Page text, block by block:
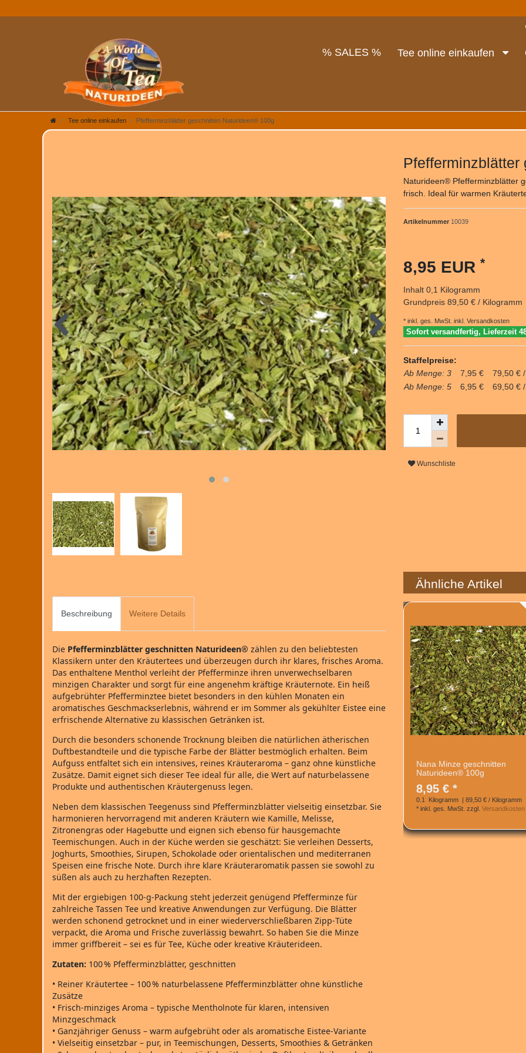
% SALES % Tee online einkaufen
Tee online einkaufen Pfefferminzblätter geschnitten Naturideen® 100g
Naturideen® Pfefferminzblätter
frisch. Ideal für warmen
Artikelnummer 10039
8,95 EUR *
Inhalt 0,1 Kilogramm
Grundpreis 89,50 € / Kilogramm
* inkl. ges. MwSt. inkl. Versandkosten
Sofort versandfertig, Lieferzeit
Staffelpreise:
Ab Menge: 3
7,95 €
79,50 €
Ab Menge: 5
6,95 € 69,50 €
Wunschliste
Beschreibung Weitere Details
Die Pfefferminzblätter geschnitten Naturideen® zählen zu den beliebtesten
Klassikern unter den Kräutertees und überzeugen durch ihr klares, frisches Aroma.
Das enthaltene Menthol verleiht der Pfefferminze ihren unverwechselbaren
minzigen Charakter und sorgt für eine angenehm kräftige Kräuternote. Ein heiß
aufgebrühter Pfefferminztee bietet besonders in den kühlen Monaten ein
aromatisches Geschmackserlebnis, während er im Sommer als gekühlter Eistee eine
erfrischende Alternative zu klassischen Getränken ist.
Durch die besonders schonende Trocknung bleiben die natürlichen ätherischen
Duftbestandteile und die typische Farbe der Blätter bestmöglich erhalten. Beim
Aufguss entfaltet sich ein intensives, reines Kräuteraroma – ganz ohne künstliche
Zusätze. Damit eignet sich dieser Tee ideal für alle, die Wert auf naturbelassene
Produkte und authentischen Kräutergenuss legen.
Neben dem klassischen Teegenuss sind Pfefferminzblätter vielseitig einsetzbar. Sie
harmonieren hervorragend mit anderen Kräutern wie Kamille, Melisse,
Zitronengras oder Hagebutte und eignen sich ebenso für hausgemachte
Teemischungen. Auch in der Küche werden sie geschätzt: Sie verleihen Desserts,
Joghurts, Smoothies, Sirupen, Schokolade oder orientalischen und mediterranen
Speisen eine frische Note. Durch ihre klare Kräuteraromatik passen sie sowohl zu
süßen als auch zu herzhaften Rezepten.
Mit der ergiebigen 100‑g‑Packung steht jederzeit genügend Pfefferminze für
zahlreiche Tassen Tee und kreative Anwendungen zur Verfügung. Die Blätter
werden schonend getrocknet und in einer wiederverschließbaren Zipp‑Tüte
verpackt, die Aroma und Frische zuverlässig bewahrt. So haben Sie die Minze
immer griffbereit – sei es für Tee, Küche oder kreative Kräuterideen.
Zutaten: 100 % Pfefferminzblätter, geschnitten
• Reiner Kräutertee – 100 % naturbelassene Pfefferminzblätter ohne künstliche
Zusätze
• Frisch‑minziges Aroma – typische Mentholnote für klaren, intensiven
Minzgeschmack
• Ganzjähriger Genuss – warm aufgebrüht oder als aromatische Eistee‑Variante
• Vielseitig einsetzbar – pur, in Teemischungen, Desserts, Smoothies & Getränken
Ähnliche Artikel
Nana Minze geschnitten
Naturideen® 100g
8,95 € *
0.1 Kilogramm | 89,50 € / Kilogramm
* inkl. ges. MwSt. zzgl. Versandkosten